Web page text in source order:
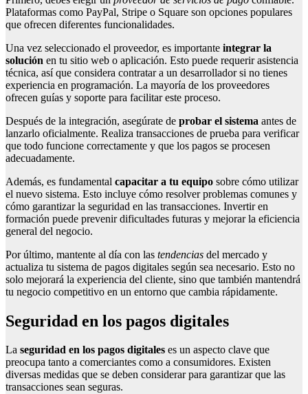
Plataformas como PayPal, Stripe o Square son opciones populares
que ofrecen diferentes funcionalidades.
Una vez seleccionado el proveedor, es importante integrar la
solución en tu sitio web o aplicación. Esto puede requerir asistencia
técnica, así que considera contratar a un desarrollador si no tienes
experiencia en programación. La mayoría de los proveedores
ofrecen guías y soporte para facilitar este proceso.
Después de la integración, asegúrate de probar el sistema antes de
lanzarlo oficialmente. Realiza transacciones de prueba para verificar
que todo funcione correctamente y que los pagos se procesen
adecuadamente.
Además, es fundamental capacitar a tu equipo sobre cómo utilizar
el nuevo sistema. Esto incluye cómo resolver problemas comunes y
cómo garantizar la seguridad en las transacciones. Invertir en
formación puede prevenir dificultades futuras y mejorar la eficiencia
general del negocio.
Por último, mantente al día con las tendencias del mercado y
actualiza tu sistema de pagos digitales según sea necesario. Esto no
solo mejorará la experiencia del cliente, sino que también mantendrá
tu negocio competitivo en un entorno que cambia rápidamente.
Seguridad en los pagos digitales
La seguridad en los pagos digitales es un aspecto clave que
preocupa tanto a comerciantes como a consumidores. Existen
diversas medidas que se deben considerar para garantizar que las
transacciones sean seguras.